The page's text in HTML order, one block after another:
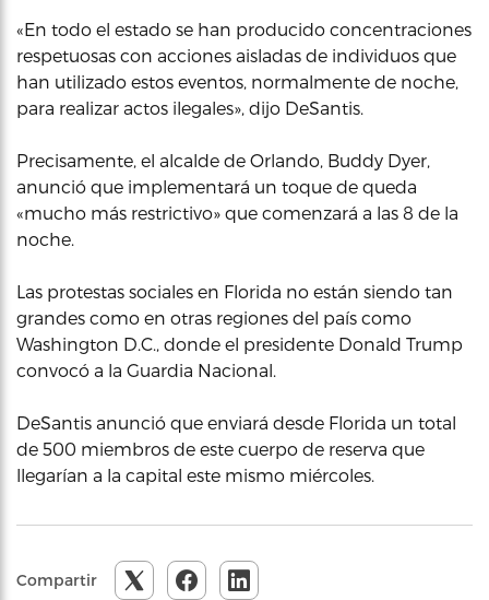
«En todo el estado se han producido concentraciones
respetuosas con acciones aisladas de individuos que
han utilizado estos eventos, normalmente de noche,
para realizar actos ilegales», dijo DeSantis.
Precisamente, el alcalde de Orlando, Buddy Dyer,
anunció que implementará un toque de queda
«mucho más restrictivo» que comenzará a las 8 de la
noche.
Las protestas sociales en Florida no están siendo tan
grandes como en otras regiones del país como
Washington D.C., donde el presidente Donald Trump
convocó a la Guardia Nacional.
DeSantis anunció que enviará desde Florida un total
de 500 miembros de este cuerpo de reserva que
llegarían a la capital este mismo miércoles.
Compartir